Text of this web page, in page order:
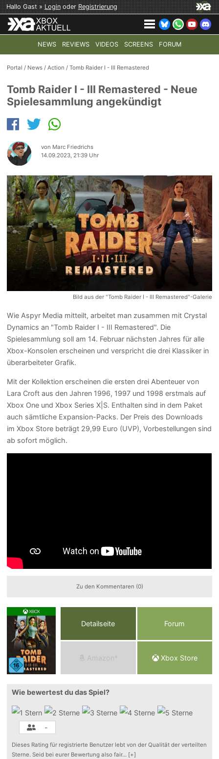
Hallo Gast »LoginoderRegistrierung
NEWS REVIEWS VIDEOS SCREENS FORUM
TOP-THEMEN: COD: MODERN WARFARE 4 HALO:
Portal / News /Action /Tomb Raider I - III Remastered
Tomb Raider I - III Remastered - Neue
Spielesammlung angekündigt
von Marc Friedrichs
14.09.2023, 21:39 Uhr
Bild aus der "Tomb Raider I - III Remastered"-Galerie
Wie Aspyr Media mitteilt, arbeitet man zusammen mit Crystal
Dynamics an "Tomb Raider I - III Remastered". Die
Spielesammlung soll am 14. Februar nächsten Jahres für alle
Xbox-Konsolen erscheinen und verspricht die drei Klassiker in
überarbeiteter Grafik.
Mit der Kollektion erscheinen die ersten drei Abenteuer von
Lara Croft aus den Jahren 1996, 1997 und 1998 erstmals auf
Xbox One und Xbox Series X|S. Enthalten sind in dem Paket
auch sämtliche Expansion-Packs. Der Preis des Downloads
im Xbox Store beträgt 29,99 Euro (UVP), Vorbestellungen sind
ab sofort möglich.
Zu den Kommentaren (0)
Detailseite Forum
Ama o n* Xbox Store
Wie bewertest du das Spiel?
-
Dieses Rating für registrierte Benutzer lebt von der Qualität der verteilten
Sterne. Seid bei eurer Bewertung also fair... [+]